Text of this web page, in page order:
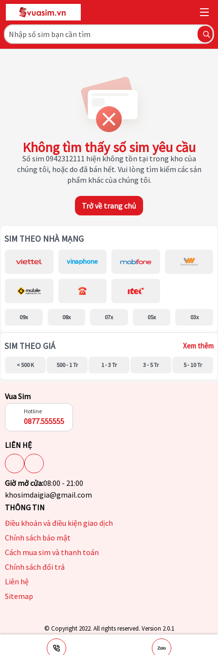
Không tìm thấy số sim yêu cầu
Số sim 0942312111 hiện không tồn tại trong kho của
chúng tôi, hoặc do đã bán hết. Vui lòng tìm kiếm các sản
phẩm khác của chúng tôi.
Trở về trang chủ
SIM THEO NHÀ MẠNG
09x 08x 07x 05x 03x
SIM THEO GIÁ Xem thêm
< 500 K 500 - 1 Tr 1 - 3 Tr 3 - 5 Tr 5 - 10 Tr
Vua Sim
Hotline
0877.555555
LIÊN HỆ
Giờ mở cửa:08:00 - 21:00
khosimdaigia@gmail.com
THÔNG TIN
Điều khoản và điều kiện giao dịch
Chính sách bảo mật
Cách mua sim và thanh toán
Chính sách đổi trả
Liên hệ
Sitemap
© Copyright 2022. All rights reserved. Version 2.0.1